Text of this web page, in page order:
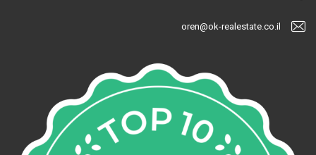
oren@ok-realestate.co.il